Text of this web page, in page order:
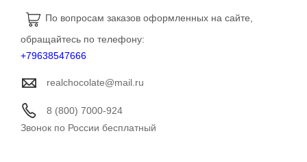
По вопросам заказов оформленных на сайте,
обращайтесь по телефону:
+79638547666
realchocolate@mail.ru
8 (800) 7000-924
Звонок по России бесплатный